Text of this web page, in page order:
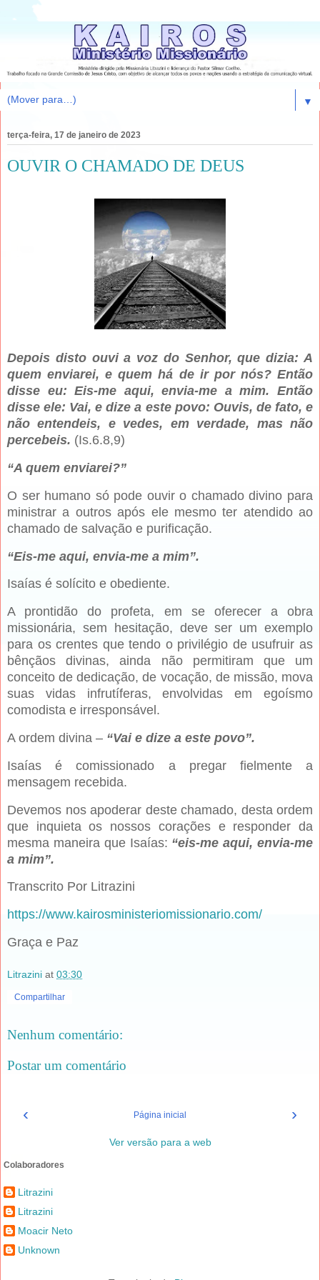
▼
terça-feira, 17 de janeiro de 2023
OUVIR O CHAMADO DE DEUS
Depois disto ouvi a voz do Senhor, que dizia: A
quem enviarei, e quem há de ir por nós? Então
disse eu: Eis-me aqui, envia-me a mim. Então
disse ele: Vai, e dize a este povo: Ouvis, de fato, e
não entendeis, e vedes, em verdade, mas não
percebeis. (Is.6.8,9)
“A quem enviarei?”
O ser humano só pode ouvir o chamado divino para
ministrar a outros após ele mesmo ter atendido ao
chamado de salvação e purificação.
“Eis-me aqui, envia-me a mim”.
Isaías é solícito e obediente.
A prontidão do profeta, em se oferecer a obra
missionária, sem hesitação, deve ser um exemplo
para os crentes que tendo o privilégio de usufruir as
bênçãos divinas, ainda não permitiram que um
conceito de dedicação, de vocação, de missão, mova
suas vidas infrutíferas, envolvidas em egoísmo
comodista e irresponsável.
A ordem divina – “Vai e dize a este povo”.
Isaías é comissionado a pregar fielmente a
mensagem recebida.
Devemos nos apoderar deste chamado, desta ordem
que inquieta os nossos corações e responder da
mesma maneira que Isaías: “eis-me aqui, envia-me
a mim”.
Transcrito Por Litrazini
https://www.kairosministeriomissionario.com/
Graça e Paz
Litrazini at 03:30
Compartilhar
Nenhum comentário:
Postar um comentário
‹ ›
Página inicial
Ver versão para a web
Colaboradores
Litrazini
Litrazini
Moacir Neto
Unknown